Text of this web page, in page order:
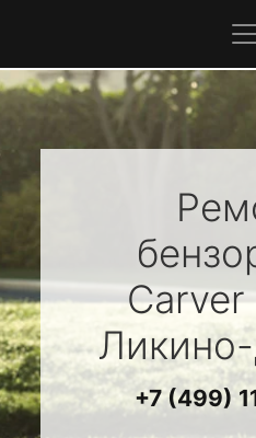
Carver
+7 (499)